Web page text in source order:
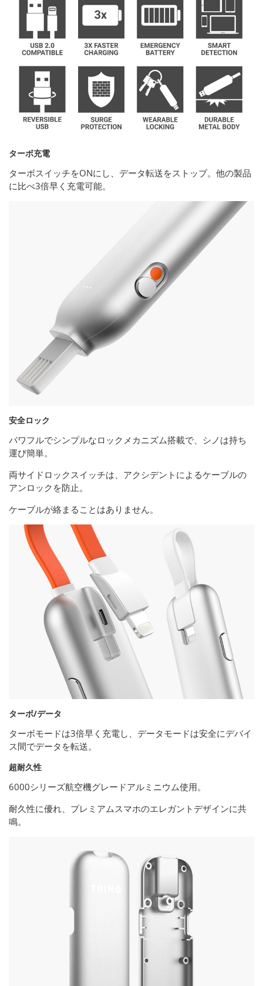
ターボ充電
ターボスイッチをONにし、データ転送をストップ。他の製品
に比べ3倍早く充電可能。
安全ロック
パワフルでシンプルなロックメカニズム搭載で、シノは持ち
運び簡単。
両サイドロックスイッチは、アクシデントによるケーブルの
アンロックを防止。
ケーブルが絡まることはありません。
ターボ/データ
ターボモードは3倍早く充電し、データモードは安全にデバイ
ス間でデータを転送。
超耐久性
6000シリーズ航空機グレードアルミニウム使用。
耐久性に優れ、プレミアムスマホのエレガントデザインに共
鳴。